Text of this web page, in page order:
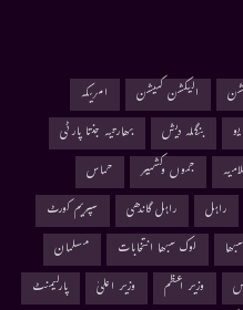
الیکشن کمیشن
امریکہ
بنگلہ دیش
بھارتیہ جنتا پارٹی
جموں وکشمیر
حماس
راہل راہل گاندھی
سپریم کورٹ
لوک سبھا انتخابات
مسلمان
وزیر اعظم وزیر اعلیٰ
پارلیمنٹ